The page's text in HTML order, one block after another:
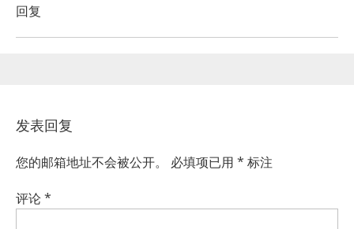
回复
发表回复
您的邮箱地址不会被公开。 必填项已用 * 标注
评论*